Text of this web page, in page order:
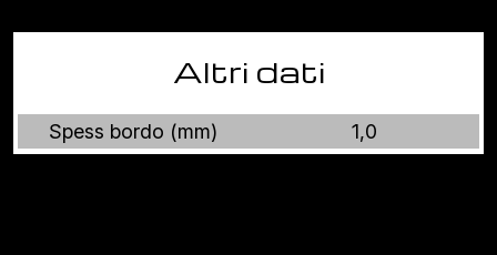
Altri dati
Spess bordo (mm) 1,0